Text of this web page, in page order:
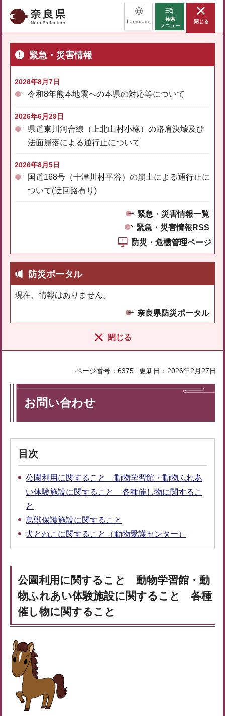
奈良県 Language
検索
メニュー
閉じる
緊急・災害情報
2026年8月7日
令和8年熊本地震への本県の対応等について
2026年6月29日
県道東川河合線（上北山村小橡）の路肩決壊及び
法面崩落による通行止について
2026年8月5日
国道168号（十津川村平谷）の崩土による通行止に
ついて(迂回路有り)
緊急・災害情報一覧
緊急・災害情報RSS
防災・危機管理ページ
防災ポータル
現在、情報はありません。
奈良県防災ポータル
閉じる
ページ番号：6375 更新日：2026年2月27日
お問い合わせ
目次
公園利用に関すること 動物学習館・動物ふれあ
い体験施設に関すること 各種催し物に関するこ
と
鳥獣保護施設に関すること
犬とねこに関すること（動物愛護センター）
公園利用に関すること 動物学習館・動
物ふれあい体験施設に関すること 各種
催し物に関すること